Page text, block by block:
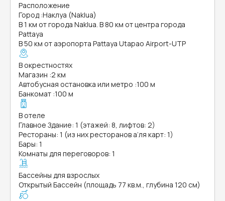
Расположение
Город :Наклуа (Naklua)
В 1 км от города Naklua. В 80 км от центра города
Pattaya
В 50 км от аэропорта Pattaya Utapao Airport-UTP
В окрестностях
Магазин :2 км
Автобусная остановка или метро :100 м
Банкомат :100 м
В отеле
Главное Здание: 1 (этажей: 8, лифтов: 2)
Рестораны: 1 (из них ресторанов а’ля карт: 1)
Бары: 1
Комнаты для переговоров: 1
Бассейны для взрослых
Открытый Бассейн (площадь 77 кв.м., глубина 120 см)